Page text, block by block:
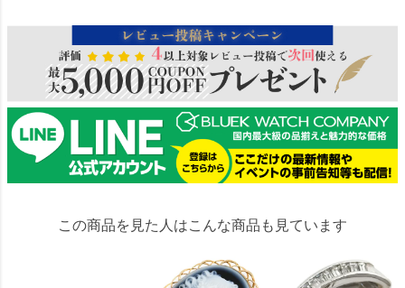
この商品を見た人はこんな商品も見ています